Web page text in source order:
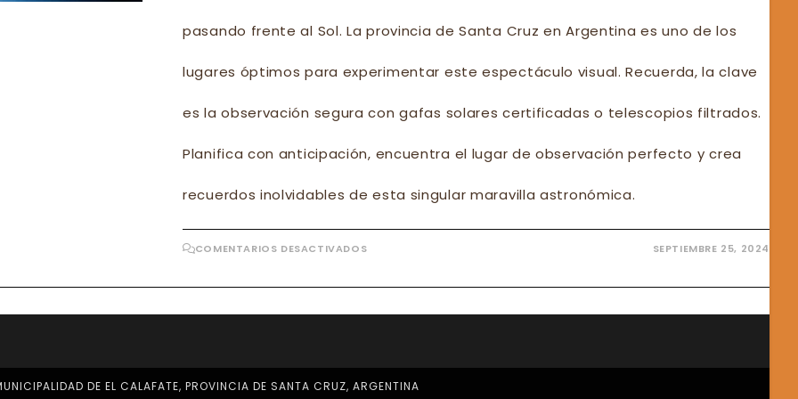
pasando frente al Sol. La provincia de Santa Cruz en Argentina es uno de los
lugares óptimos para experimentar este espectáculo visual. Recuerda, la clave
es la observación segura con gafas solares certificadas o telescopios filtrados.
Planifica con anticipación, encuentra el lugar de observación perfecto y crea
recuerdos inolvidables de esta singular maravilla astronómica.
COMENTARIOS DESACTIVADOSEN
UNA
ÚNICA
SEPTIEMBRE 25, 2024
DE EL CALAFATE, PROVINCIA DE SANTA CRUZ, ARGENTINA